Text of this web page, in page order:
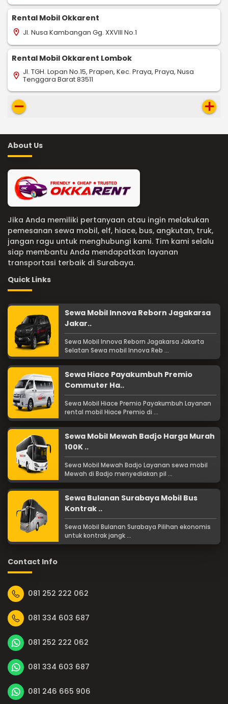
Rental Mobil Okkarent
location_on Jl. Nusa Kambangan Gg. XXVIII No.1
Rental Mobil Okkarent Lombok
location_on Jl. TGH. Lopan No.15, Prapen, Kec. Praya, Praya, Nusa
Tenggara Barat 83511
remove add
About Us
Jika Anda memiliki pertanyaan atau ingin melakukan
pemesanan sewa mobil, elf, hiace, bus, angkutan, truk,
jangan ragu untuk menghubungi kami. Tim kami selalu
siap membantu Anda mendapatkan layanan
transportasi terbaik di Surabaya.
Quick Links
Sewa Mobil Innova Reborn Jagakarsa
Jakar..
Sewa Mobil Innova Reborn Jagakarsa Jakarta
Selatan Sewa mobil Innova Reb ...
Sewa Hiace Payakumbuh Premio
Commuter Ha..
Sewa Mobil Hiace Premio Payakumbuh Layanan
rental mobil Hiace Premio di ...
Sewa Mobil Mewah Badjo Harga Murah
100K ..
Sewa Mobil Mewah Badjo Layanan sewa mobil
Mewah di Badjo menyediakan pil ...
Sewa Bulanan Surabaya Mobil Bus
Kontrak ..
Sewa Mobil Bulanan Surabaya Pilihan ekonomis
untuk kontrak jangk ...
Contact Info
081 252 222 062
081 334 603 687
081 252 222 062
081 334 603 687
081 246 665 906